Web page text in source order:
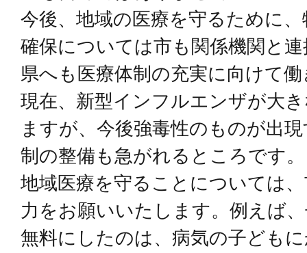
今後、地域の医療を守るために
確保については市も関係機関と
県へも医療体制の充実に向けて
現在、新型インフルエンザが大
ますが、今後強毒性のものが出
制の整備も急がれるところです。
地域医療を守ることについては
力をお願いいたします。例えば
無料にしたのは、病気の子ども